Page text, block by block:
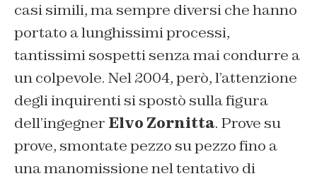
casi simili, ma sempre diversi che hanno
portato a lunghissimi processi,
tantissimi sospetti senza mai condurre a
un colpevole. Nel 2004, però, l’attenzione
degli inquirenti si spostò sulla figura
dell’ingegner Elvo Zornitta. Prove su
prove, smontate pezzo su pezzo fino a
una manomissione nel tentativo di